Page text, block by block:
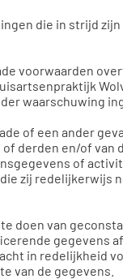
die in strijd
voorwaarden
waarschuwing
of een ander
derden en/of
of
zij redelijkerwijs
doen van
gegevens
in redelijkheid
van de gegevens.